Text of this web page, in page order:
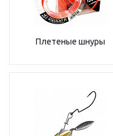
Плетеные шнуры